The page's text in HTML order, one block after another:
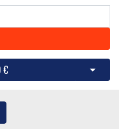
€ Avaa